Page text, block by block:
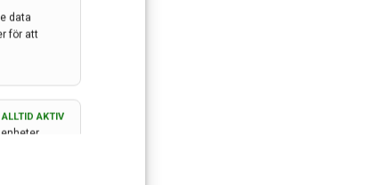
data
för att
ALLTID AKTIV